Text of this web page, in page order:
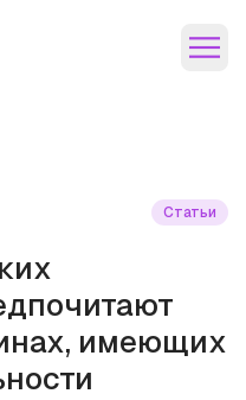
Статьи
имеющих